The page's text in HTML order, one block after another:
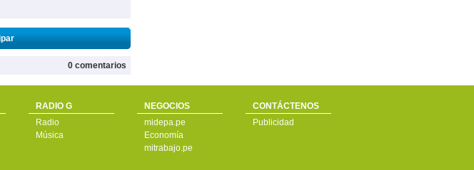
0 comentarios
RADIO G
Radio
Música
NEGOCIOS
midepa.pe
Economía
mitrabajo.pe
CONTÁCTENOS
Publicidad